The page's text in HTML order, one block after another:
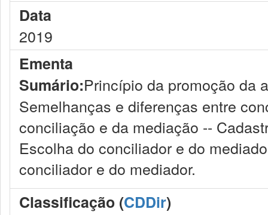
Data
2019
Ementa
Sumário:Princípio da promoção da
Semelhanças e diferenças entre
conciliação e da mediação --
Escolha do conciliador e do
conciliador e do mediador.
Classificação (CDDir)